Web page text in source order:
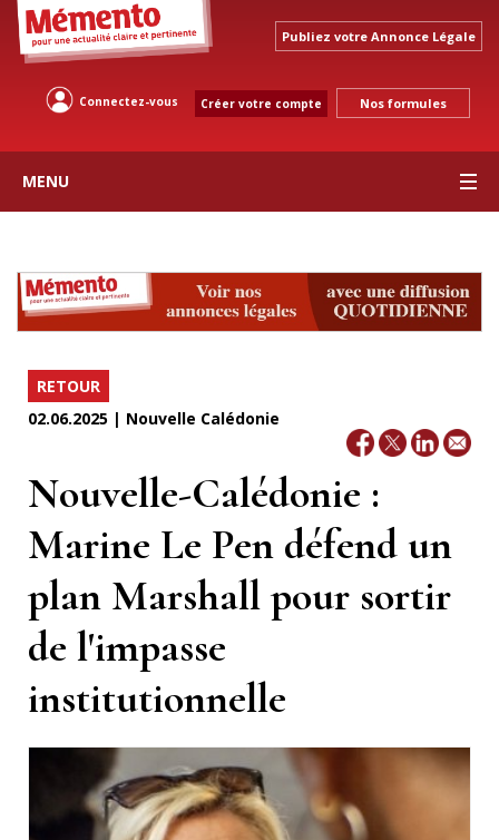
Publiez votre Annonce Légale
Connectez-vous Créer votre compte Nos formules
MENU
RETOUR
02.06.2025 | Nouvelle Calédonie
Nouvelle-Calédonie :
Marine Le Pen défend un
plan Marshall pour sortir
de l'impasse
institutionnelle